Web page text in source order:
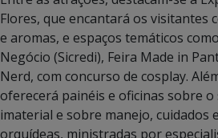
Flores, que encantará os visitantes
e aromas, e espaços temáticos
Negócio (Sicredi), Feira Made in
Nerd, com concurso de cosplay.
oferecerá painéis e oficinas sobre
imaterial e sobre manejo, cuidados
orquídeas, ministradas por